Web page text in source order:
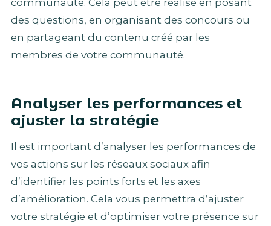
des questions, en organisant des concours ou
en partageant du contenu créé par les
membres de votre communauté.
Analyser les performances et
ajuster la stratégie
Il est important d’analyser les performances de
vos actions sur les réseaux sociaux afin
d’identifier les points forts et les axes
d’amélioration. Cela vous permettra d’ajuster
votre stratégie et d’optimiser votre présence sur